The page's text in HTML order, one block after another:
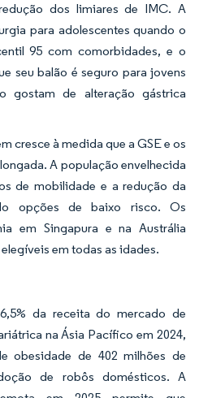
dos limiares de IMC. A
para adolescentes quando o
95 com comorbidades, e o
seu balão é seguro para jovens
de alteração gástrica
cresce à medida que a GSE e os
A população envelhecida
de mobilidade e a redução da
opções de baixo risco. Os
em Singapura e na Austrália
em todas as idades.
da receita do mercado de
na Ásia Pacífico em 2024,
obesidade de 402 milhões de
de robôs domésticos. A